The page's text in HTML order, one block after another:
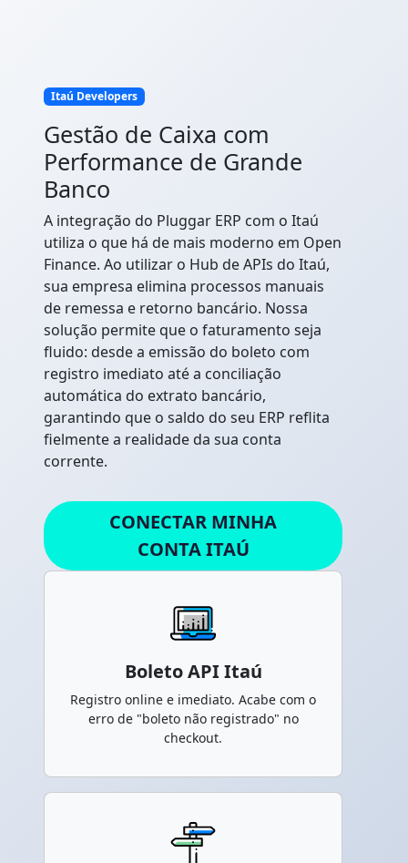
Itaú Developers
Gestão de Caixa com
Performance de Grande
Banco
A integração do Pluggar ERP com o Itaú
utiliza o que há de mais moderno em Open
Finance. Ao utilizar o Hub de APIs do Itaú,
sua empresa elimina processos manuais
de remessa e retorno bancário. Nossa
solução permite que o faturamento seja
fluido: desde a emissão do boleto com
registro imediato até a conciliação
automática do extrato bancário,
garantindo que o saldo do seu ERP reflita
fielmente a realidade da sua conta
corrente.
CONECTAR MINHA
CONTA ITAÚ
Boleto API Itaú
Registro online e imediato. Acabe com o
erro de "boleto não registrado" no
checkout.